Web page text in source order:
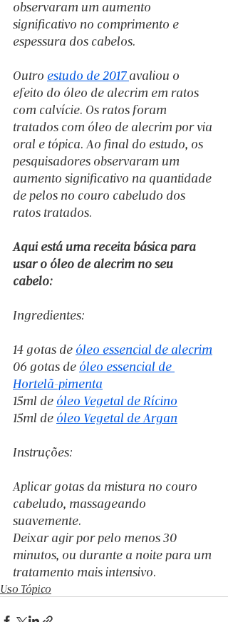
observaram um aumento
significativo no comprimento e
espessura dos cabelos.
Outro estudo de 2017 avaliou o
efeito do óleo de alecrim em ratos
com calvície. Os ratos foram
tratados com óleo de alecrim por via
oral e tópica. Ao final do estudo, os
pesquisadores observaram um
aumento significativo na quantidade
de pelos no couro cabeludo dos
ratos tratados.
Aqui está uma receita básica para
usar o óleo de alecrim no seu
cabelo:
Ingredientes:
14 gotas de óleo essencial de alecrim
06 gotas de óleo essencial de
Hortelã-pimenta
15ml de óleo Vegetal de Rícino
15ml de óleo Vegetal de Argan
Instruções:
Aplicar gotas da mistura no couro
cabeludo, massageando
suavemente.
Deixar agir por pelo menos 30
minutos, ou durante a noite para um
tratamento mais intensivo.
Uso Tópico